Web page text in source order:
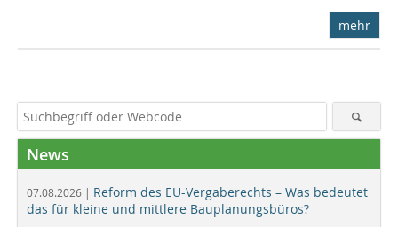
mehr
News
07.08.2026 | Reform des EU-Vergaberechts – Was bedeutet
das für kleine und mittlere Bauplanungsbüros?